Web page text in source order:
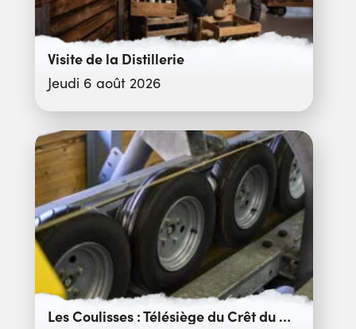
Visite de la Distillerie
Jeudi 6 août 2026
Les Coulisses : Télésiège du Crêt du Merle